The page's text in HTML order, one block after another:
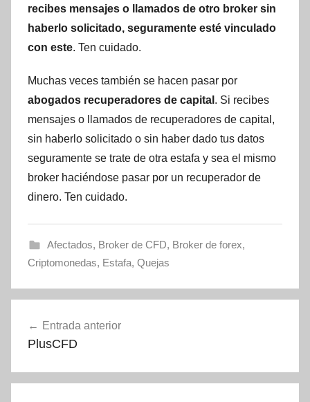
recibes mensajes o llamados de otro broker sin
haberlo solicitado, seguramente esté vinculado
con este. Ten cuidado.
Muchas veces también se hacen pasar por
abogados recuperadores de capital . Si recibes
mensajes o llamados de recuperadores de capital,
sin haberlo solicitado o sin haber dado tus datos
seguramente se trate de otra estafa y sea el mismo
broker haciéndose pasar por un recuperador de
dinero. Ten cuidado.
Afectados, Broker de CFD, Broker de forex,
Criptomonedas, Estafa, Quejas
de
Entrada anterior
PlusCFD